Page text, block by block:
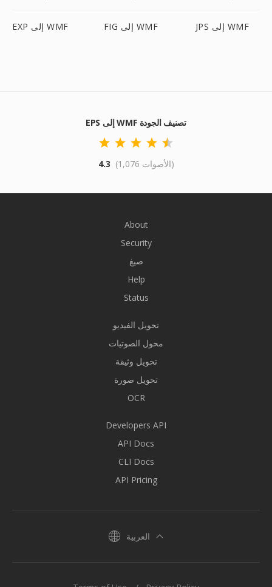
EXP إلى WMF FIG إلى WMF JPS إلى WMF
EPS إلى WMF تصنيف الجودة
4.3 (1,076 الأصوات)
About
Security
صيغ
Help
Status
تحويل الفيديو
محول الصوتيات
تحويل وثيقة
تحويل صورة
OCR
Developers API
API Docs
CLI Docs
API Pricing
العربية